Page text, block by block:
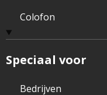
Colofon
Speciaal voor
Bedrijven